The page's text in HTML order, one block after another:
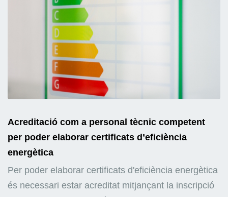
Acreditació com a personal tècnic competent
per poder elaborar certificats d’eficiència
energètica
Per poder elaborar certificats d'eficiència energètica
és necessari estar acreditat mitjançant la inscripció